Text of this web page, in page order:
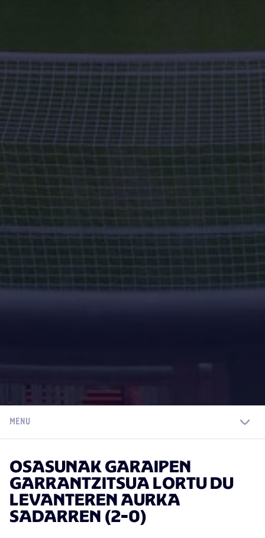
MENU
OSASUNAK GARAIPEN
GARRANTZITSUA LORTU DU
LEVANTEREN AURKA
SADARREN (2-0)